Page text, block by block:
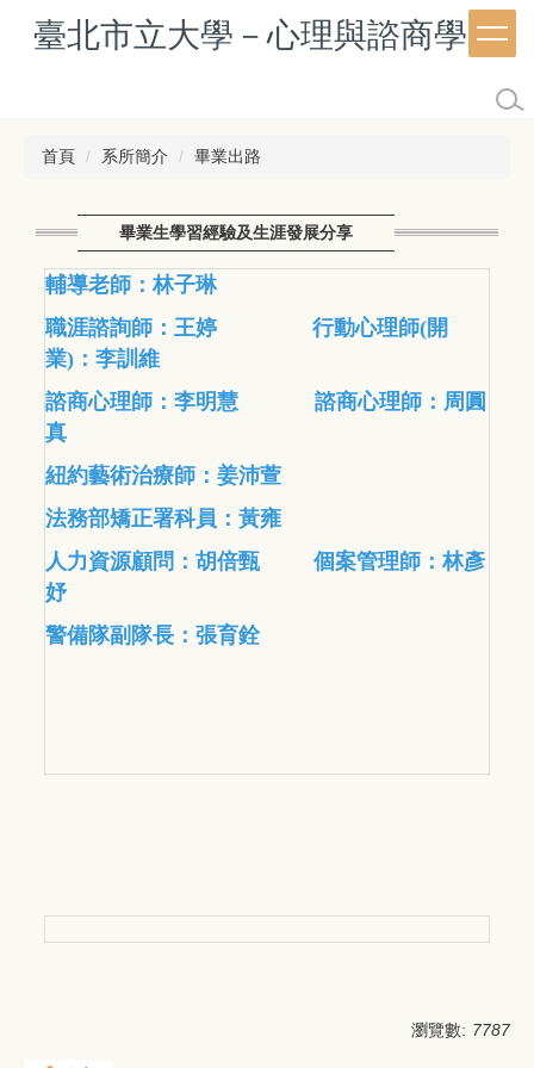
臺北市立大學－心理與諮商學系
首頁 系所簡介 畢業出路
畢業生學習經驗及生涯發展分享
輔導老師：林子琳
職涯諮詢師：王婷
行動心理師(開
業)：李訓維
諮商心理師：李明慧
諮商心理師：周圓
真
紐約藝術治療師：姜沛萱
法務部矯正署科員： 黃雍
人力資源顧問：胡倍甄
個案管理師：林彥
妤
警備隊副隊長：張育銓
瀏覽數: 7787